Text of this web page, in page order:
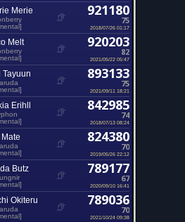
Merie 921180
75
2018/07/26 01:17
Melt 920203
82
2021/05/22 05:47
Tayuun 893133
75
2021/09/11 18:21
Erihll 842985
74
2018/07/13 08:24
Mate 824380
70
2019/05/26 22:12
Butz 789177
67
2020/09/10 16:41
Okiteru 789036
70
2021/10/24 09:38